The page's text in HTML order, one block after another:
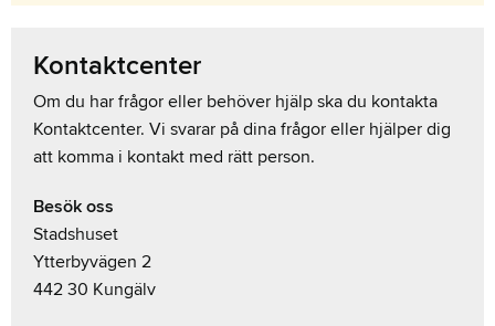
Kontaktcenter
Om du har frågor eller behöver hjälp ska du kontakta
Kontaktcenter. Vi svarar på dina frågor eller hjälper dig
att komma i kontakt med rätt person.
Besök oss
Stadshuset
Ytterbyvägen 2
442 30 Kungälv